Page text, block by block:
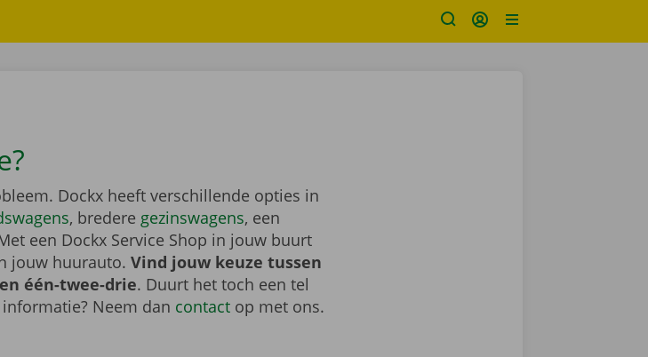
Dockx heeft verschillende opties in
, bredere gezinswagens, een
een Dockx Service Shop in jouw buurt
jouw huurauto. Vind jouw keuze tussen
één-twee-drie. Duurt het toch een tel
Neem dan contactop met ons.